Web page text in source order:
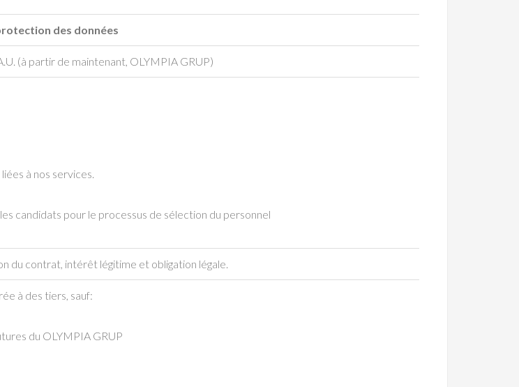
des données
(à partir de maintenant, OLYMPIA GRUP)
à nos services.
candidats pour le processus de sélection du personnel
du contrat, intérêt légitime et obligation légale.
à des tiers, sauf:
du OLYMPIA GRUP